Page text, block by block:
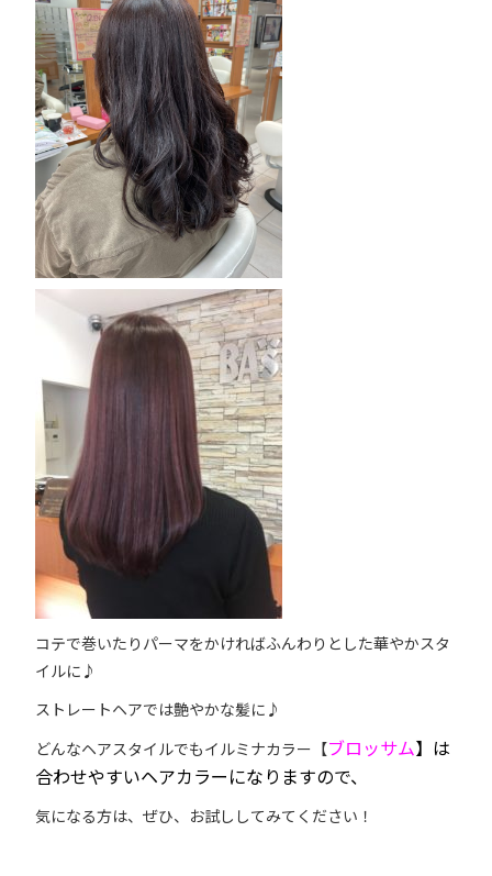
コテで巻いたりパーマをかければふんわりとした華やかスタ
イルに♪
ストレートヘアでは艶やかな髪に♪
どんなヘアスタイルでもイルミナカラー【ブロッサム】は
合わせやすいヘアカラーになりますので、
気になる方は、ぜひ、お試ししてみてください！